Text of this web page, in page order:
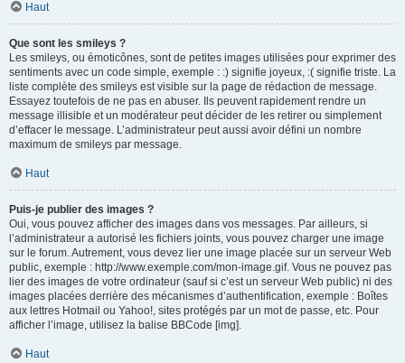
Haut
Que sont les smileys ?
Les smileys, ou émoticônes, sont de petites images utilisées pour exprimer des
sentiments avec un code simple, exemple : :) signifie joyeux, :( signifie triste. La
liste complète des smileys est visible sur la page de rédaction de message.
Essayez toutefois de ne pas en abuser. Ils peuvent rapidement rendre un
message illisible et un modérateur peut décider de les retirer ou simplement
d’effacer le message. L’administrateur peut aussi avoir défini un nombre
maximum de smileys par message.
Haut
Puis-je publier des images ?
Oui, vous pouvez afficher des images dans vos messages. Par ailleurs, si
l’administrateur a autorisé les fichiers joints, vous pouvez charger une image
sur le forum. Autrement, vous devez lier une image placée sur un serveur Web
public, exemple : http://www.exemple.com/mon-image.gif. Vous ne pouvez pas
lier des images de votre ordinateur (sauf si c’est un serveur Web public) ni des
images placées derrière des mécanismes d’authentification, exemple : Boîtes
aux lettres Hotmail ou Yahoo!, sites protégés par un mot de passe, etc. Pour
afficher l’image, utilisez la balise BBCode [img].
Haut